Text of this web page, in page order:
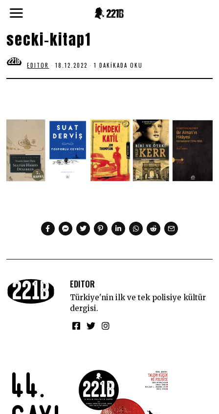
secki-kitap1
EDITOR 18.12.2022 1 DAKIKADA OKU
EDITOR
Türkiye'nin ilk ve tek polisiye kültür
dergisi.